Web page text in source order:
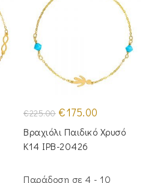
€225.00 Original
price
was:
€225.00.
€175.00
τιμή
είναι:
Βραχιόλι Παιδικό Χρυσό
Κ14 IPB-20426
Παράδοση σε 4 - 10